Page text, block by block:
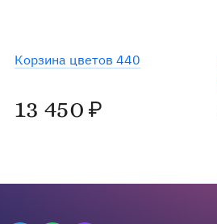
Корзина цветов 440
13 450 ₽